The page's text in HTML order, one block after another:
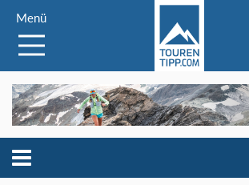
Menü